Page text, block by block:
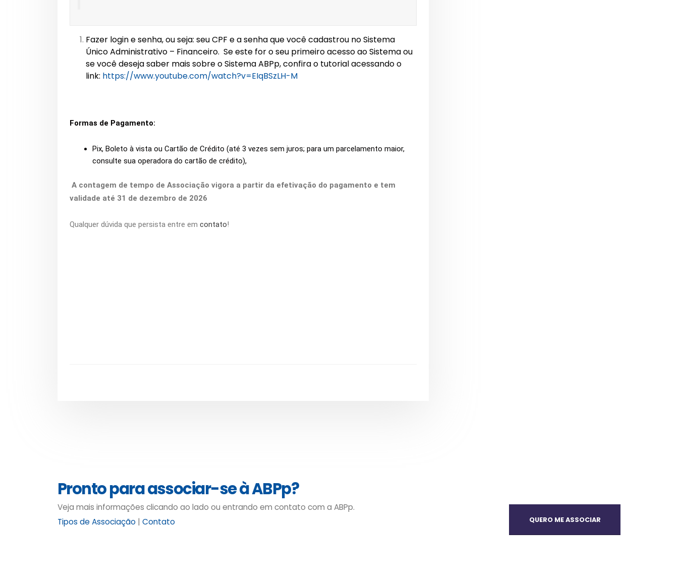
Fazer login e senha, ou seja: seu CPF e a senha que você cadastrou no Sistema
Único Administrativo – Financeiro. Se este for o seu primeiro acesso ao Sistema ou
se você deseja saber mais sobre o Sistema ABPp, confira o tutorial acessando o
link: https://www.youtube.com/watch?v=EIqBSzLH-M
Formas de Pagamento:
Pix, Boleto à vista ou Cartão de Crédito (até 3 vezes sem juros; para um parcelamento maior,
consulte sua operadora do cartão de crédito),
A contagem de tempo de Associação vigora a partir da efetivação do pagamento e tem
validade até 31 de dezembro de 2026
Qualquer dúvida que persista entre em contato!
Pronto para associar-se à ABPp?
Veja mais informações clicando ao lado ou entrando em contato com a ABPp.
Tipos de Associação | Contato QUERO ME ASSOCIAR